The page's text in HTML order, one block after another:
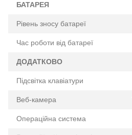
БАТАРЕЯ
Рівень зносу батареї
Час роботи від батареї
ДОДАТКОВО
Підсвітка клавіатури
Веб-камера
Операційна система